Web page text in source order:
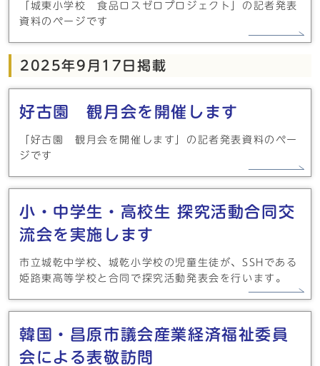
「城東小学校 食品ロスゼロプロジェクト」の記者発表
資料のページです
2025年9月17日掲載
好古園 観月会を開催します
「好古園 観月会を開催します」の記者発表資料のペー
ジです
小・中学生・高校生 探究活動合同交
流会を実施します
市立城乾中学校、城乾小学校の児童生徒が、SSHである
姫路東高等学校と合同で探究活動発表会を行います。
韓国・昌原市議会産業経済福祉委員
会による表敬訪問